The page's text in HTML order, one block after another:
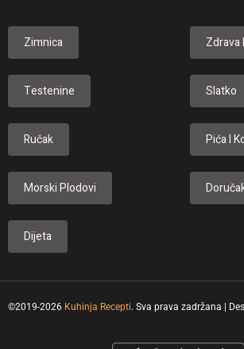
Zimnica Zdrava
Testenine Slatko
Ručak Pića I
Morski Plodovi
Dijeta
©2019-2026 Kuhinja Recepti. Sva prava zadržana |